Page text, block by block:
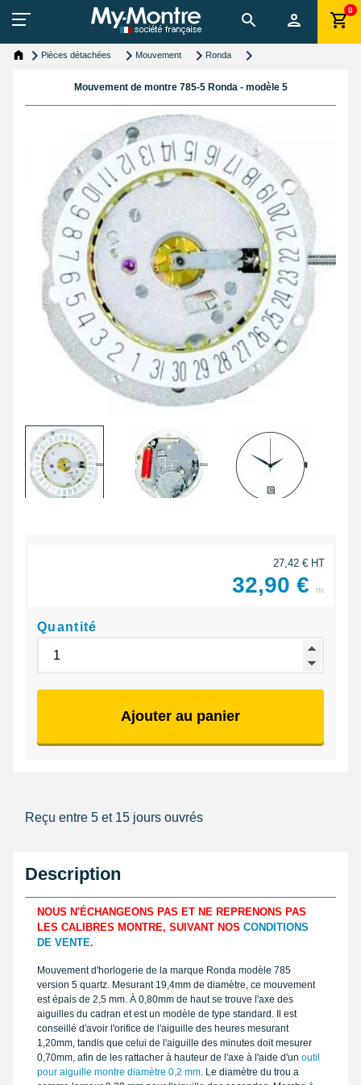
0
Pièces détachées Mouvement Ronda
Mouvement de montre 785-5 Ronda - modèle 5
27,42 € HT
32,90 € ttc
Quantité
Ajouter au panier
Reçu entre 5 et 15 jours ouvrés
Description
NOUS N'ÉCHANGEONS PAS ET NE REPRENONS PAS
LES CALIBRES MONTRE, SUIVANT NOS CONDITIONS
DE VENTE.
Mouvement d'horlogerie de la marque Ronda modèle 785
version 5 quartz. Mesurant 19,4mm de diamètre, ce mouvement
est épais de 2,5 mm. À 0,80mm de haut se trouve l'axe des
aiguilles du cadran et est un modèle de type standard. Il est
conseillé d'avoir l'orifice de l'aiguille des heures mesurant
1,20mm, tandis que celui de l'aiguille des minutes doit mesurer
0,70mm, afin de les rattacher à hauteur de l'axe à l'aide d'un outil
pour aiguille montre diamètre 0,2 mm. Le diamètre du trou a